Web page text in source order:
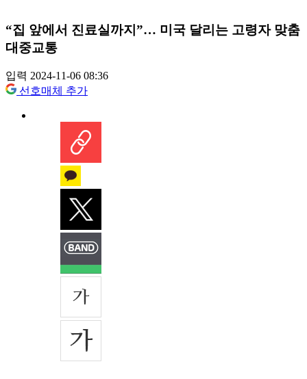
“집 앞에서 진료실까지”… 미국 달리는 고령자 맞춤
대중교통
입력 2024-11-06 08:36
선호매체 추가